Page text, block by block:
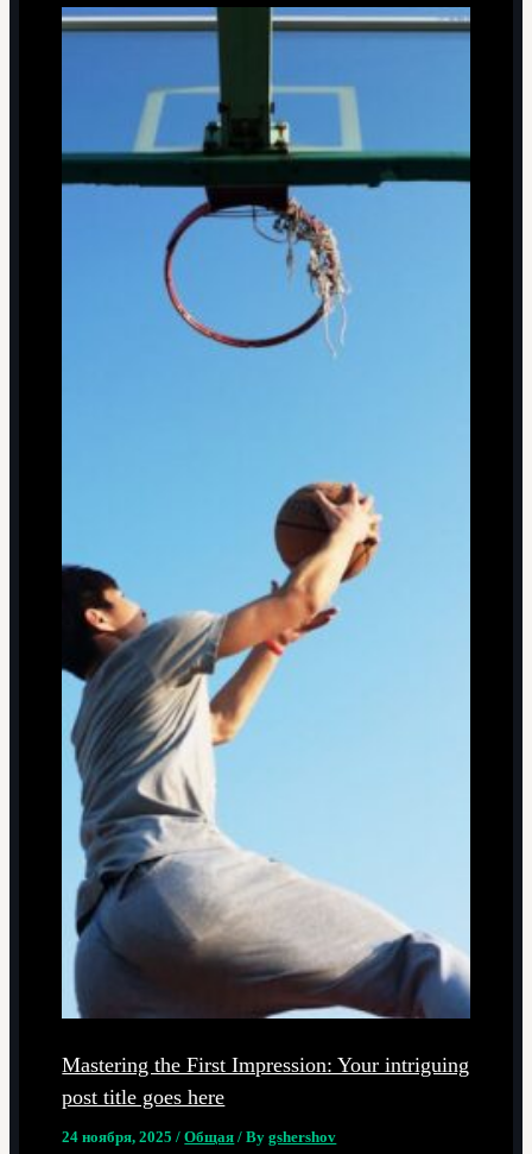
Mastering the First Impression: Your intriguing
post title goes here
24 ноября, 2025/Общая / Bygshershov